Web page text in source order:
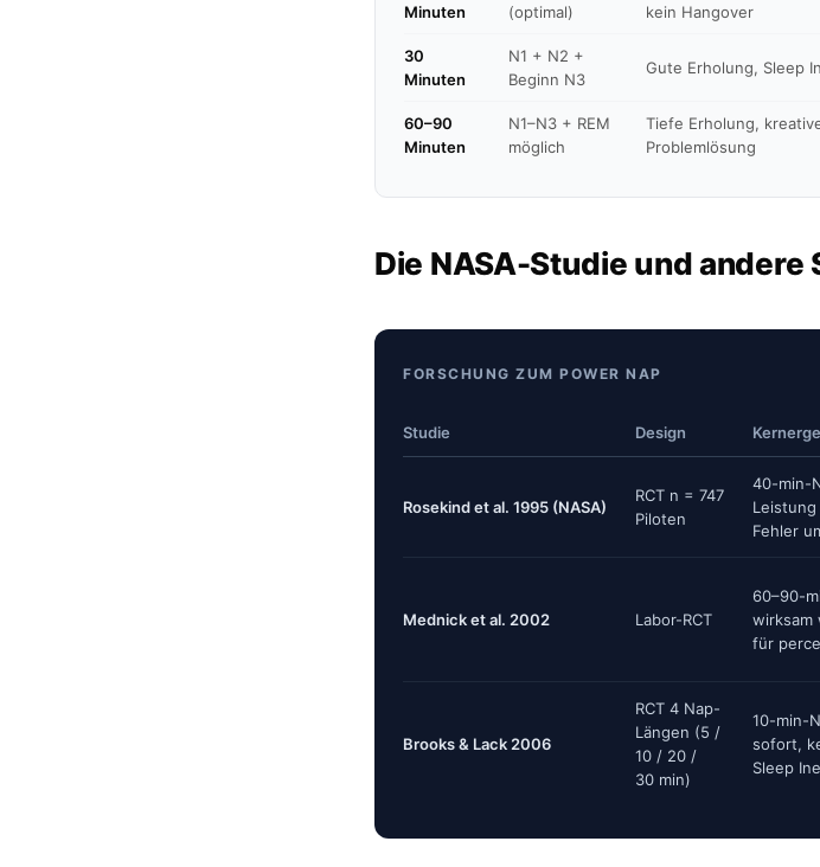
Minuten
(optimal)
kein Hangover
30
Minuten
N1 + N2 +
Beginn N3
Gute Erholung, Sleep
60–90
Minuten
N1–N3 + REM
möglich
Tiefe Erholung,
Problemlösung
Die NASA-Studie und
FORSCHUNG ZUM POWER NAP
Studie Design
Rosekind et al. 1995 (NASA)
RCT n = 747
Piloten
40-min-
Fehler
Mednick et al. 2002 Labor-RCT
60–90-
wirksam
für
Brooks & Lack 2006
RCT 4 Nap-
Längen (5 /
10 / 20 /
30 min)
10-min-
sofort,
Sleep